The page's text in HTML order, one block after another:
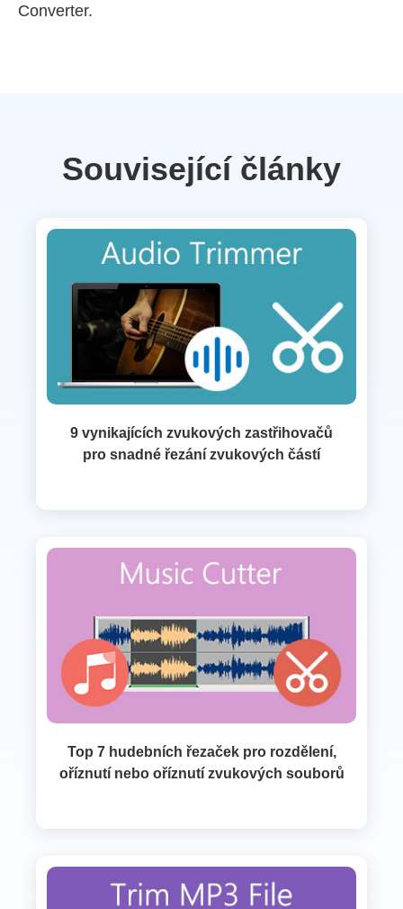
Converter.
Související články
9 vynikajících zvukových zastřihovačů
pro snadné řezání zvukových částí
Top 7 hudebních řezaček pro rozdělení,
oříznutí nebo oříznutí zvukových souborů